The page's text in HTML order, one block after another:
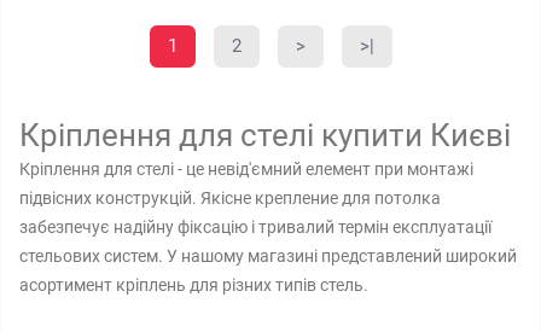
1 2 > >|
Кріплення для стелі купити Києві
Кріплення для стелі - це невід'ємний елемент при монтажі
підвісних конструкцій. Якісне крепление для потолка
забезпечує надійну фіксацію і тривалий термін експлуатації
стельових систем. У нашому магазині представлений широкий
асортимент кріплень для різних типів стель.